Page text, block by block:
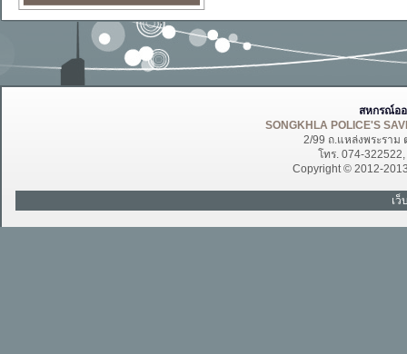
สหกรณ์อ
SONGKHLA POLICE'S
2/99 ถ.แหล่งพระราม
โทร. 074-
Copyright © 2012-
เ